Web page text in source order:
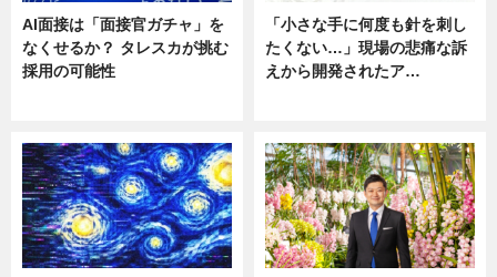
AI面接は「面接官ガチャ」を
なくせるか？ タレスカが挑む
採用の可能性
「小さな手に何度も針を刺し
たくない…」現場の悲痛な訴
えから開発されたア…